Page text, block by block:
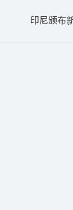
印尼颁布